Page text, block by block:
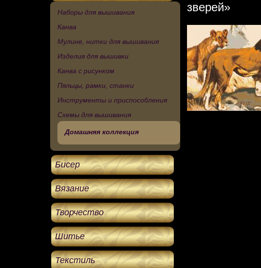
Наборы для вышивания
Канва
Мулине, нитки для вышивания
Изделия для вышивки
Канва с рисунком
Пяльцы, рамки, станки
Инструменты и приспособления
Схемы для вышивания
Домашняя коллекция
Бисер
Вязание
Творчество
Шитье
Текстиль
зверей»